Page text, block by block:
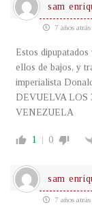
sam
7 años atrás
Estos
ellos de bajos, y
imperialista
DEVUELVA
VENEZUELA
1 0
sam
7 años atrás